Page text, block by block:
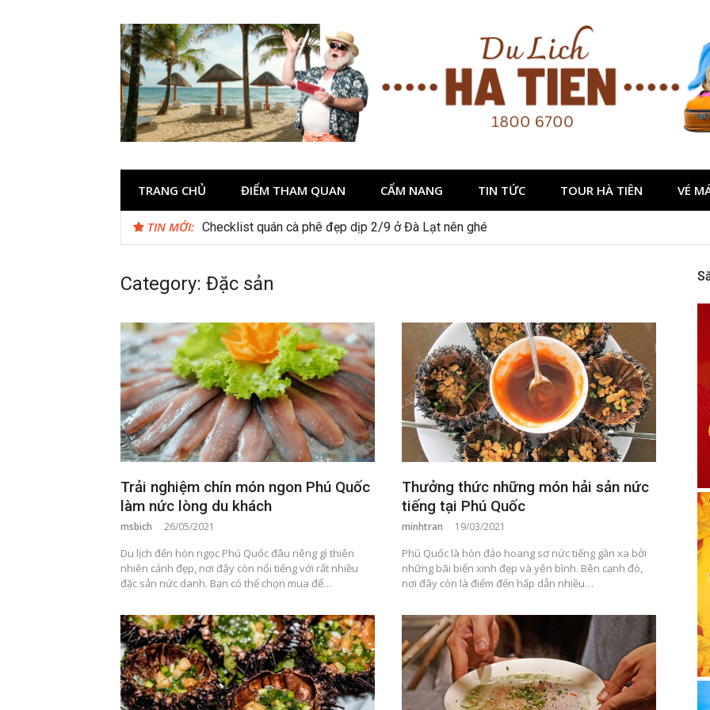
TRANG CHỦ ĐIỂM THAM QUAN CẨM NANG TIN TỨC TOUR HÀ TIÊN VÉ
TIN MỚI: Checklist quán cà phê đẹp dịp 2/9 ở Đà Lạt nên ghé
Thời gian tham quan Phong Nha Kẻ Bàng
Category: Đặc sản
Trải nghiệm chín món ngon Phú Quốc
làm nức lòng du khách
msbich 26/05/2021
Du lịch đến hòn ngọc Phú Quốc đâu riêng gì thiên
nhiên cảnh đẹp, nơi đây còn nổi tiếng với rất nhiều
đặc sản nức danh. Bạn có thể chọn mua để…
Thưởng thức những món hải sản nức
tiếng tại Phú Quốc
minhtran 19/03/2021
Phú Quốc là hòn đảo hoang sơ nức tiếng gần xa bởi
những bãi biển xinh đẹp và yên bình. Bên cạnh đó,
nơi đây còn là điểm đến hấp dẫn nhiều…